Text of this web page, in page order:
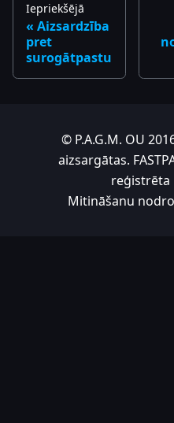
Iepriekšējā
Aizsardzība
pret
surogātpastu
© P.A.G.M. OU
aizsargātas.
reģistrēta
Mitināšanu